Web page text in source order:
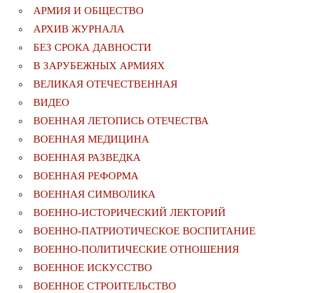
АРМИЯ И ОБЩЕСТВО
АРХИВ ЖУРНАЛА
БЕЗ СРОКА ДАВНОСТИ
В ЗАРУБЕЖНЫХ АРМИЯХ
ВЕЛИКАЯ ОТЕЧЕСТВЕННАЯ
ВИДЕО
ВОЕННАЯ ЛЕТОПИСЬ ОТЕЧЕСТВА
ВОЕННАЯ МЕДИЦИНА
ВОЕННАЯ РАЗВЕДКА
ВОЕННАЯ РЕФОРМА
ВОЕННАЯ СИМВОЛИКА
ВОЕННО-ИСТОРИЧЕСКИЙ ЛЕКТОРИЙ
ВОЕННО-ПАТРИОТИЧЕСКОЕ ВОСПИТАНИЕ
ВОЕННО-ПОЛИТИЧЕСКИE ОТНОШЕНИЯ
ВОЕННОЕ ИСКУССТВО
ВОЕННОЕ СТРОИТЕЛЬСТВО